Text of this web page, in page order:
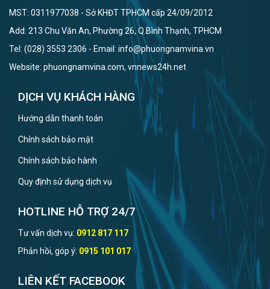
MST: 0311977038 - Sở KHĐT TPHCM cấp 24/09/2012
Add: 213 Chu Văn An, Phường 26, Q.Bình Thạnh, TPHCM
Tel: (028) 3553 2306 - Email: info@phuongnamvina.vn
Website: phuongnamvina.com, vnnews24h.net
DỊCH VỤ KHÁCH HÀNG
Hướng dẫn thanh toán
Chính sách bảo mật
Chính sách bảo hành
Quy định sử dụng dịch vụ
HOTLINE HỖ TRỢ 24/7
Tư vấn dịch vụ: 0912 817 117
Phản hồi, góp ý: 0915 101 017
LIÊN KẾT FACEBOOK